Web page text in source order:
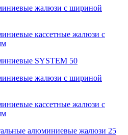
жалюзи с шириной
кассетные жалюзи с
SYSTEM 50
жалюзи с шириной
кассетные жалюзи с
алюминиевые жалюзи 25